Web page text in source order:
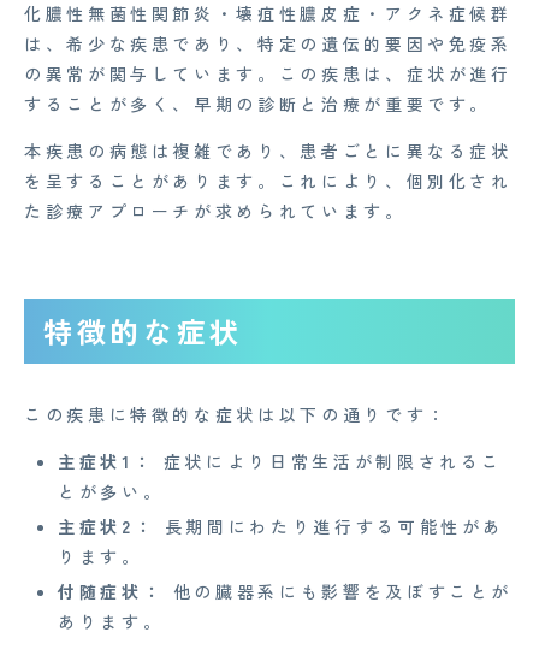
化膿性無菌性関節炎・壊疽性膿皮症・アクネ症候群
は、希少な疾患であり、特定の遺伝的要因や免疫系
の異常が関与しています。この疾患は、症状が進行
することが多く、早期の診断と治療が重要です。
本疾患の病態は複雑であり、患者ごとに異なる症状
を呈することがあります。これにより、個別化され
た診療アプローチが求められています。
特徴的な症状
この疾患に特徴的な症状は以下の通りです：
主症状1：
症状により日常生活が制限されるこ
とが多い。
主症状2：
長期間にわたり進行する可能性があ
ります。
付随症状：
他の臓器系にも影響を及ぼすことが
あります。